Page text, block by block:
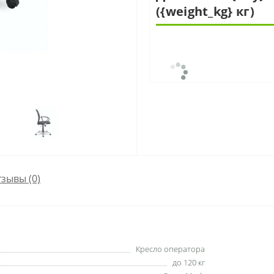
({weight_kg} кг)
(0)
Кресло оператора
до 120 кг